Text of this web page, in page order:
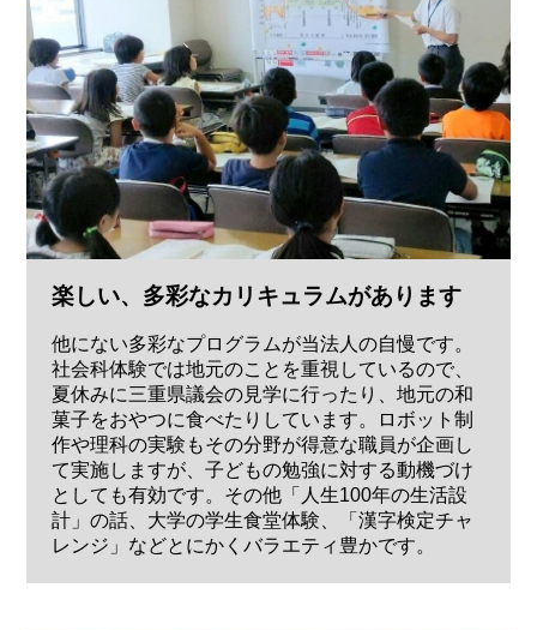
楽しい、多彩なカリキュラムがあります
他にない多彩なプログラムが当法人の自慢です。
社会科体験では地元のことを重視しているので、
夏休みに三重県議会の見学に行ったり、地元の和
菓子をおやつに食べたりしています。ロボット制
作や理科の実験もその分野が得意な職員が企画し
て実施しますが、子どもの勉強に対する動機づけ
としても有効です。その他「人生100年の生活設
計」の話、大学の学生食堂体験、「漢字検定チャ
レンジ」などとにかくバラエティ豊かです。